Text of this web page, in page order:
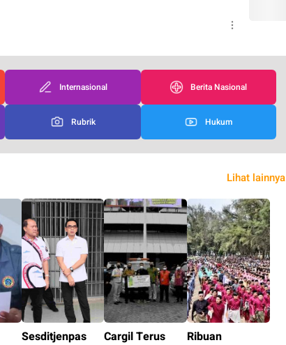
Internasional Berita Nasional
Rubrik Hukum
Lihat lainnya
Sesditjenpas
Cargil Terus
Ribuan